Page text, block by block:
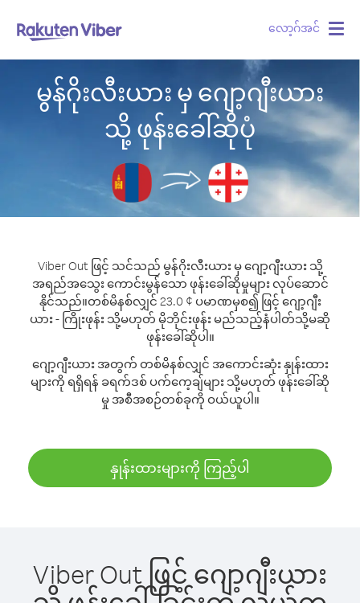
လော့ဂ်အင်
မွန်ဂိုးလီးယား မှ ဂျော့ဂျီးယား
သို့ ဖုန်းခေါ်ဆိုပုံ
Viber Out ဖြင့် သင်သည် မွန်ဂိုးလီးယား မှ ဂျော့ဂျီးယား သို့
အရည်အသွေး ကောင်းမွန်သော ဖုန်းခေါ်ဆိုမှုများ လုပ်ဆောင်
နိုင်သည်။တစ်မိနစ်လျှင် 23.0 ¢ ပမာဏမှစ၍ ဖြင့် ဂျော့ဂျီး
ယား - ကြိုးဖုန်း သို့မဟုတ် မိုဘိုင်းဖုန်း မည်သည့်နံပါတ်သို့မဆို
ဖုန်းခေါ်ဆိုပါ။
ဂျော့ဂျီးယား အတွက် တစ်မိနစ်လျှင် အကောင်းဆုံး နှုန်းထား
များကို ရရှိရန် ခရက်ဒစ် ပက်ကေ့ချ်များ သို့မဟုတ် ဖုန်းခေါ်ဆို
မှု အစီအစဉ်တစ်ခုကို ဝယ်ယူပါ။
နှုန်းထားများကို ကြည့်ပါ
Viber Out ဖြင့် ဂျော့ဂျီးယား